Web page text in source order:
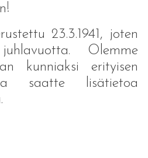
23.3.1941, joten
Olemme
kunniaksi erityisen
saatte lisätietoa